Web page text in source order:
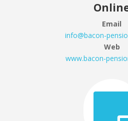
Email
info@bacon-
Web
www.bacon-